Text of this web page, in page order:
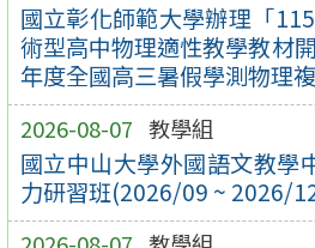
國立彰化師範大學辦理「
術型高中物理適性教學教材
年度全國高三暑假學測物理複
2026-08-07 教學組
國立中山大學外國語文教學
力研習班(2026/09 ~ 2026/